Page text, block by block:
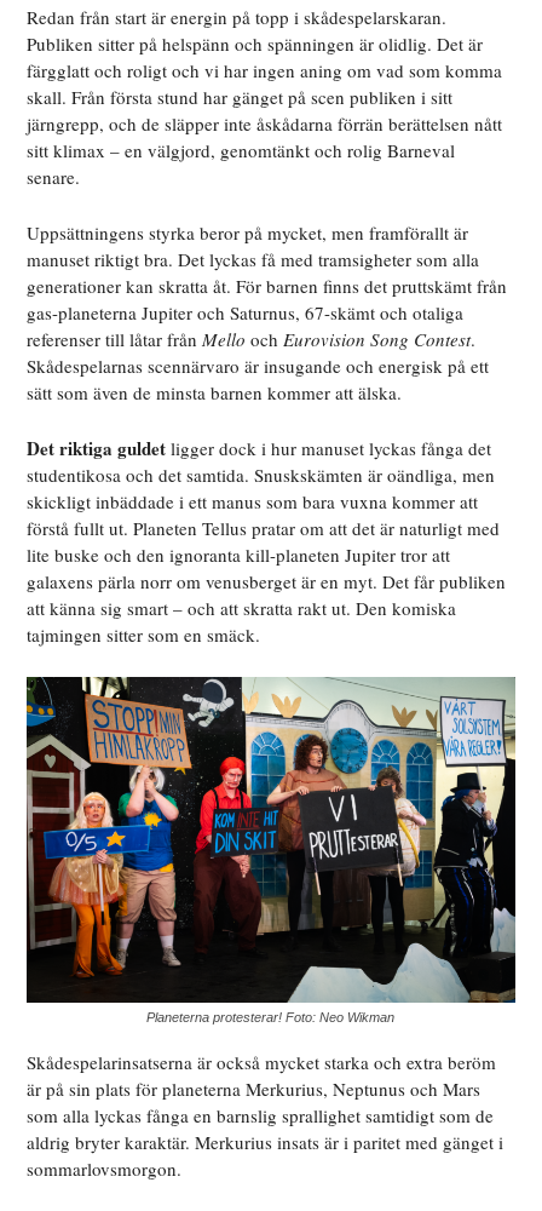
Redan från start är energin på topp i skådespelarskaran.
Publiken sitter på helspänn och spänningen är olidlig. Det är
färgglatt och roligt och vi har ingen aning om vad som komma
skall. Från första stund har gänget på scen publiken i sitt
järngrepp, och de släpper inte åskådarna förrän berättelsen nått
sitt klimax – en välgjord, genomtänkt och rolig Barneval
senare.
Uppsättningens styrka beror på mycket, men framförallt är
manuset riktigt bra. Det lyckas få med tramsigheter som alla
generationer kan skratta åt. För barnen finns det pruttskämt från
gas-planeterna Jupiter och Saturnus, 67-skämt och otaliga
referenser till låtar frånMello ochEurovision Song Contest.
Skådespelarnas scennärvaro är insugande och energisk på ett
sätt som även de minsta barnen kommer att älska.
Det riktiga guldet ligger dock i hur manuset lyckas fånga det
studentikosa och det samtida. Snuskskämten är oändliga, men
skickligt inbäddade i ett manus som bara vuxna kommer att
förstå fullt ut. Planeten Tellus pratar om att det är naturligt med
lite buske och den ignoranta kill-planeten Jupiter tror att
galaxens pärla norr om venusberget är en myt. Det får publiken
att känna sig smart – och att skratta rakt ut. Den komiska
tajmingen sitter som en smäck.
Planeterna protesterar! Foto: Neo Wikman
Skådespelarinsatserna är också mycket starka och extra beröm
är på sin plats för planeterna Merkurius, Neptunus och Mars
som alla lyckas fånga en barnslig sprallighet samtidigt som de
aldrig bryter karaktär. Merkurius insats är i paritet med gänget i
sommarlovsmorgon.